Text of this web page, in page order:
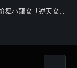
舞小龍女「逆天女團